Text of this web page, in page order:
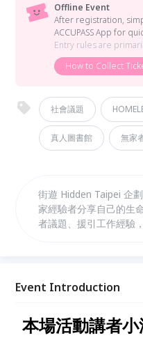
Offline Event
After registration,
ACCUPASS App for
Entry rules are
How to Collect
社會議題
真人圖書館 無家
街遊 Hidden Taipei 企
家經驗者分享自己的生
者議題、援引工作經驗
Event Introduction
本場活動講者